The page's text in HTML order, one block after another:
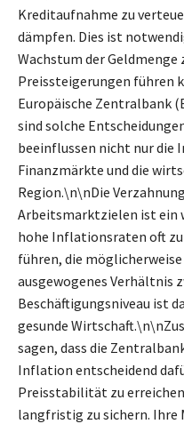
Kreditaufnahme zu
dämpfen. Dies ist
Wachstum der Geldmenge
Preissteigerungen führen
Europäische Zentralbank
sind solche
beeinflussen nicht nur die
Finanzmärkte und die
Region.\n\nDie
Arbeitsmarktzielen ist ein
hohe Inflationsraten oft
führen, die
ausgewogenes Verhältnis
Beschäftigungsniveau ist
gesunde
sagen, dass die
Inflation entscheidend
Preisstabilität zu
langfristig zu sichern. Ihre